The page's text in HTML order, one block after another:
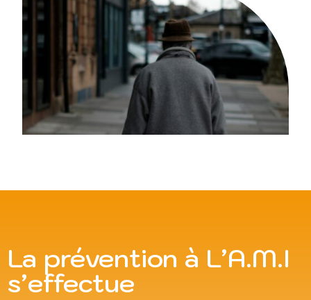
La prévention à L’A.M.I
s’effectue